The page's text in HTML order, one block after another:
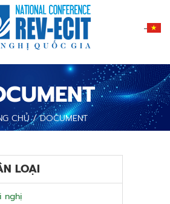
CHỦ/DOCUMENT
LOẠI
nghị